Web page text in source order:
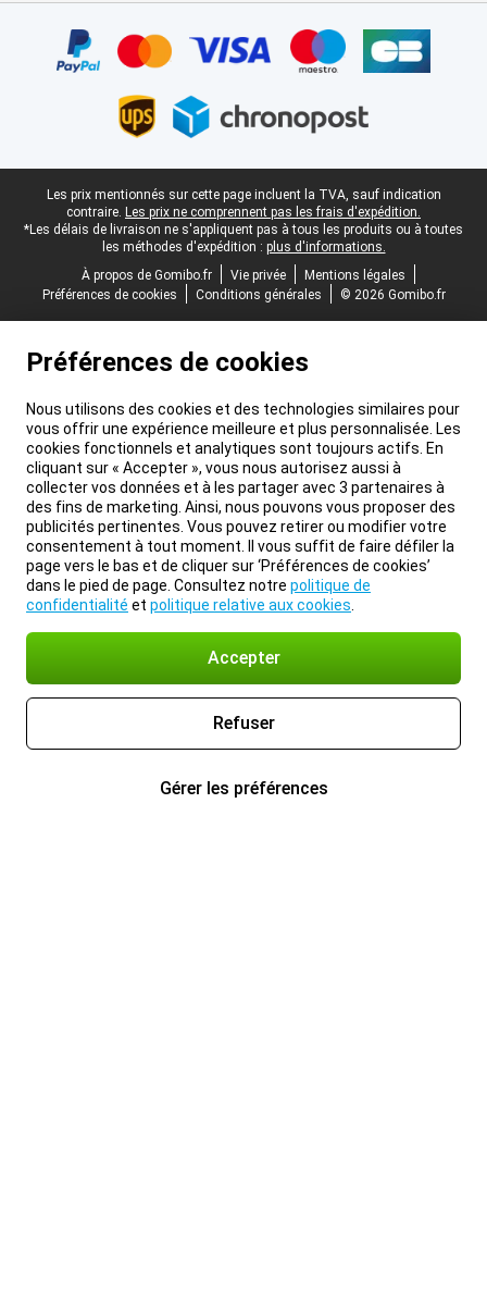
Pied-de-page légal
Les prix mentionnés sur cette page incluent la TVA, sauf indication
contraire. Les prix ne comprennent pas les frais d'expédition.
*Les délais de livraison ne s'appliquent pas à tous les produits ou à toutes
les méthodes d'expédition : plus d'informations.
À propos de Gomibo.fr
Vie privée
Mentions légales
Préférences de cookies
Conditions générales © 2026 Gomibo.fr
Préférences de cookies
Nous utilisons des cookies et des technologies similaires pour
vous offrir une expérience meilleure et plus personnalisée. Les
cookies fonctionnels et analytiques sont toujours actifs. En
cliquant sur « Accepter », vous nous autorisez aussi à
collecter vos données et à les partager avec 3 partenaires à
des fins de marketing. Ainsi, nous pouvons vous proposer des
publicités pertinentes. Vous pouvez retirer ou modifier votre
consentement à tout moment. Il vous suffit de faire défiler la
page vers le bas et de cliquer sur ‘Préférences de cookies’
dans le pied de page. Consultez notre politique de
confidentialité et politique relative aux cookies
Accepter
Refuser
Gérer les préférences